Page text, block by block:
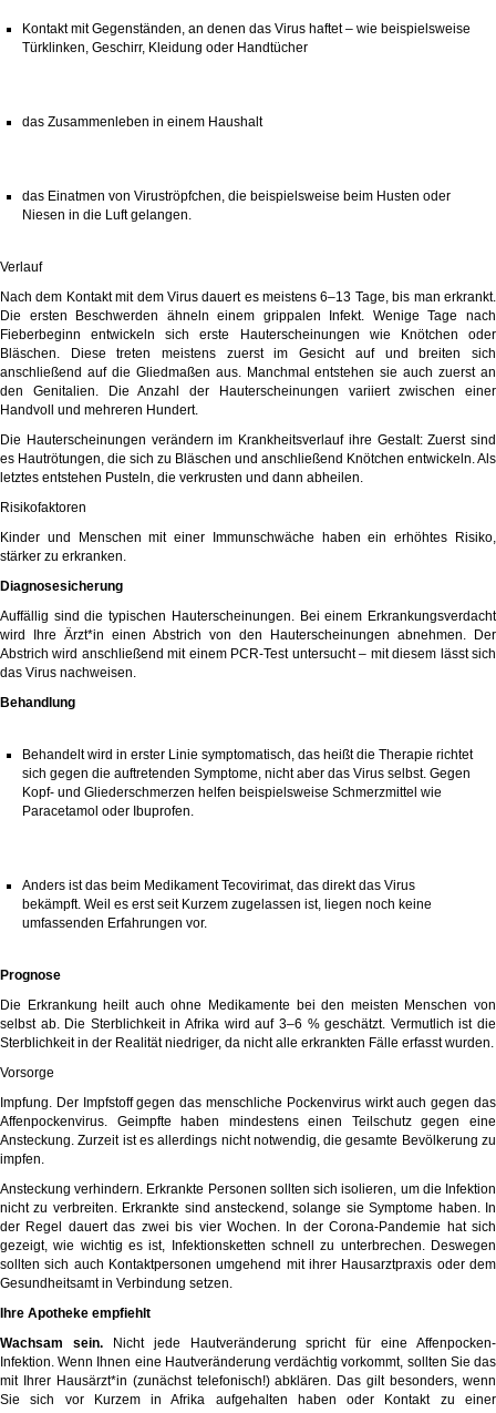
Kontakt mit Gegenständen, an denen das Virus haftet – wie beispielsweise
Türklinken, Geschirr, Kleidung oder Handtücher
das Zusammenleben in einem Haushalt
das Einatmen von Viruströpfchen, die beispielsweise beim Husten oder
Niesen in die Luft gelangen.
Verlauf
Nach dem Kontakt mit dem Virus dauert es meistens 6–13 Tage, bis man erkrankt.
Die ersten Beschwerden ähneln einem grippalen Infekt. Wenige Tage nach
Fieberbeginn entwickeln sich erste Hauterscheinungen wie Knötchen oder
Bläschen. Diese treten meistens zuerst im Gesicht auf und breiten sich
anschließend auf die Gliedmaßen aus. Manchmal entstehen sie auch zuerst an
den Genitalien. Die Anzahl der Hauterscheinungen variiert zwischen einer
Handvoll und mehreren Hundert.
Die Hauterscheinungen verändern im Krankheitsverlauf ihre Gestalt: Zuerst sind
es Hautrötungen, die sich zu Bläschen und anschließend Knötchen entwickeln. Als
letztes entstehen Pusteln, die verkrusten und dann abheilen.
Risikofaktoren
Kinder und Menschen mit einer Immunschwäche haben ein erhöhtes Risiko,
stärker zu erkranken.
Diagnosesicherung
Auffällig sind die typischen Hauterscheinungen. Bei einem Erkrankungsverdacht
wird Ihre Ärzt*in einen Abstrich von den Hauterscheinungen abnehmen. Der
Abstrich wird anschließend mit einem PCR-Test untersucht – mit diesem lässt sich
das Virus nachweisen.
Behandlung
Behandelt wird in erster Linie symptomatisch, das heißt die Therapie richtet
sich gegen die auftretenden Symptome, nicht aber das Virus selbst. Gegen
Kopf- und Gliederschmerzen helfen beispielsweise Schmerzmittel wie
Paracetamol oder Ibuprofen.
Anders ist das beim MedikamentTecovirimat, das direkt das Virus
bekämpft. Weil es erst seit Kurzem zugelassen ist, liegen noch keine
umfassenden Erfahrungen vor.
Prognose
Die Erkrankung heilt auch ohne Medikamente bei den meisten Menschen von
selbst ab. Die Sterblichkeit in Afrika wird auf 3–6 % geschätzt. Vermutlich ist die
Sterblichkeit in der Realität niedriger, da nicht alle erkrankten Fälle erfasst wurden.
Vorsorge
Impfung. Der Impfstoff gegen das menschliche Pockenvirus wirkt auch gegen das
Affenpockenvirus. Geimpfte haben mindestens einen Teilschutz gegen eine
Ansteckung. Zurzeit ist es allerdings nicht notwendig, die gesamte Bevölkerung zu
impfen.
Ansteckung verhindern. Erkrankte Personen sollten sich isolieren, um die Infektion
nicht zu verbreiten. Erkrankte sind ansteckend, solange sie Symptome haben. In
der Regel dauert das zwei bis vier Wochen. In der Corona-Pandemie hat sich
gezeigt, wie wichtig es ist, Infektionsketten schnell zu unterbrechen. Deswegen
sollten sich auch Kontaktpersonen umgehend mit ihrer Hausarztpraxis oder dem
Gesundheitsamt in Verbindung setzen.
Ihre Apotheke empfiehlt
Wachsam sein.Nicht jede Hautveränderung spricht für eine Affenpocken-
Infektion. Wenn Ihnen eine Hautveränderung verdächtig vorkommt, sollten Sie das
mit Ihrer Hausärzt*in (zunächst telefonisch!) abklären. Das gilt besonders, wenn
Sie sich vor Kurzem in Afrika aufgehalten haben oder Kontakt zu einer